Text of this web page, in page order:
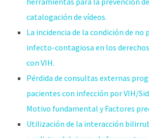
catalogación de vídeos.
La incidencia de la condición de no
infecto-contagiosa en los
con VIH.
Pérdida de consultas externas
pacientes con infección por VIH/
Motivo fundamental y Factores
Utilización de la interacción